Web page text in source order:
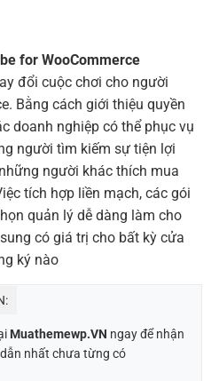
for WooCommerce
đổi cuộc chơi cho người
Bằng cách giới thiệu quyền
doanh nghiệp có thể phục vụ
người tìm kiếm sự tiện lợi
người khác thích mua
tích hợp liền mạch, các gói
quản lý dễ dàng làm cho
có giá trị cho bất kỳ cửa
ký nào
Muathemewp.VN ngay để nhận
nhất chưa từng có